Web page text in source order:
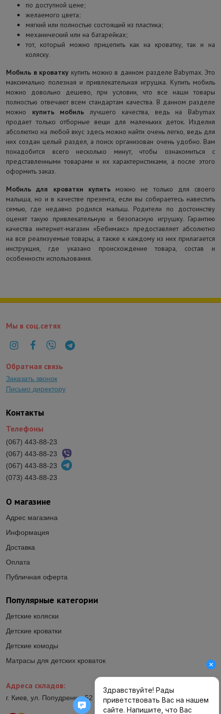
по доступной цене;
желаемого цвета;
мягкий или полностью состоящий из пластика;
механический или на батарейках;
тот, который можно прицепить как на кроватку, так и на
коляску.
Мобиль в кроватку купить можно в данном разделе Babymax. Это
максимально полезная и привлекательная игрушка. Купить мобиль
можно довольно дешево, при условии, что все наши товары
полностью отвечают всем стандартам качества. В данном разделе
можно купить мобиль лучшего качества, ведь на Babymax
продает только отборные вещи для маленьких деток. Изделия
абсолютно на любой вкус здесь можно найти очень легко, ведь для
них создан целый раздел, а поиск организован очень удобно. Вам
понадобится всего несколько минут, чтобы ознакомиться с
представленными товарами и их характеристиками, а после этого
оформить заказ.
Мобиль для кроватки купитьможно не только для своего
малыша, но и в качестве презента, если вы собираетесь навестить
семью, где недавно родился малыш. Родители по достоинству
оценят такую привлекательную и безопасную игрушку. Гарантию
качества интернет-магазин «Бебимакс» предоставляет абсолютно
на все реализуемые товары, а также к каждому из них прилагается
инструкция, где указано происхождение товара, состав и
особенности использования.
Популярные категории
Детские коляски
Детские кроватки
Детские комоды
Матрасы для детских кроваток
О магазине
Адрес магазина
Информация
Доставка
Оплата
Публичная оферта
Контакты
Телефоны
(067) 443-88-23
(067) 443-88-23
(067) 443-88-23
(073) 443-88-23
Адреса складов:
г. Киев, ул. Попудренко, 52 (ул.Гетьмана Павла Полуботка, 52)
Мы в соц.сетях
Обратная связь
Заказать звонок
Письмо директору